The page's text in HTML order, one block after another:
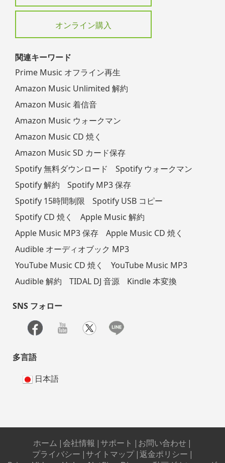
オンライン購入
関連キーワード
Prime Music オフライン再生
Amazon Music Unlimited 解約
Amazon Music 着信音
Amazon Music ウォークマン
Amazon Music CD 焼く
Amazon Music SD カード保存
Spotify 無料ダウンロード
Spotify ウォークマン
Spotify 解約
Spotify MP3 保存
Spotify 15時間制限
Spotify USB コピー
Spotify CD 焼く
Apple Music 解約
Apple Music MP3 保存
Apple Music CD 焼く
Audible オーディオブック MP3
YouTube Music CD 焼く
YouTube Music MP3
Audible 解約
TIDAL DJ 音源 Kindle 本変換
SNS フォロー
多言語
日本語
ホーム |会社情報 |サポート | お問い合わせ |
プライバシー |サイトマップ |返金ポリシー |